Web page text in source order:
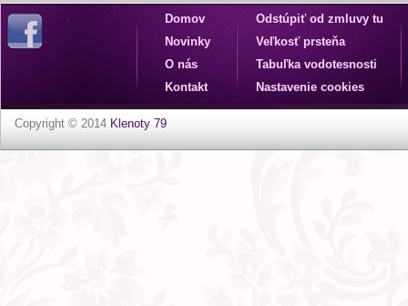
Domov
Novinky
O nás
Kontakt
Odstúpiť od zmluvy tu
Veľkosť prsteňa
Tabuľka vodotesnosti
Nastavenie cookies
Copyright © 2014 Klenoty 79